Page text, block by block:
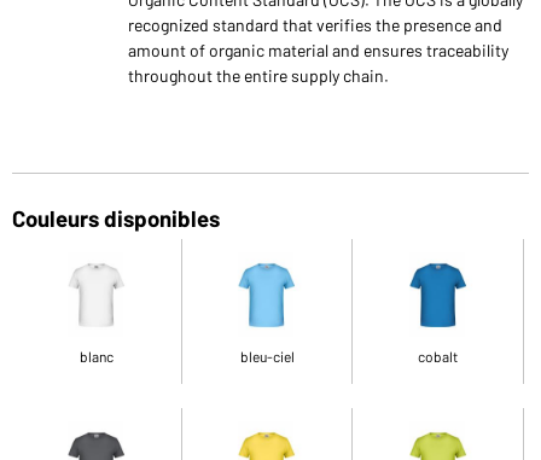
recognized standard that verifies the presence and
amount of organic material and ensures traceability
throughout the entire supply chain.
Couleurs disponibles
blanc bleu-ciel cobalt